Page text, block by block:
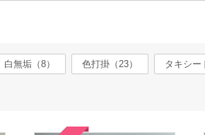
白無垢（8） 色打掛（23） タキシー